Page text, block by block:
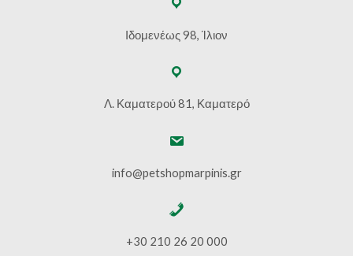
Ιδομενέως 98, Ίλιον
Λ. Καματερού 81, Καματερό
info@petshopmarpinis.gr
+30 210 26 20 000